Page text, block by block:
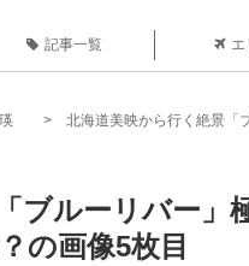
記事一覧 エ
北海道美映から行く絶景「
ブルーリバー」
の画像5枚目